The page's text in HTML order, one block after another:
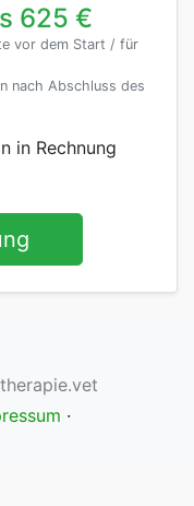
625 €
vor dem Start / für
nach Abschluss des
in Rechnung
·